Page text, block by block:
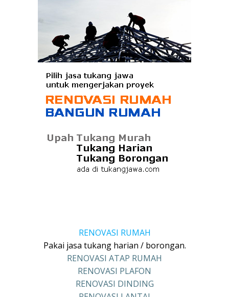
RENOVASI RUMAH
Pakai jasa tukang harian / borongan.
RENOVASI ATAP RUMAH
RENOVASI PLAFON
RENOVASI DINDING